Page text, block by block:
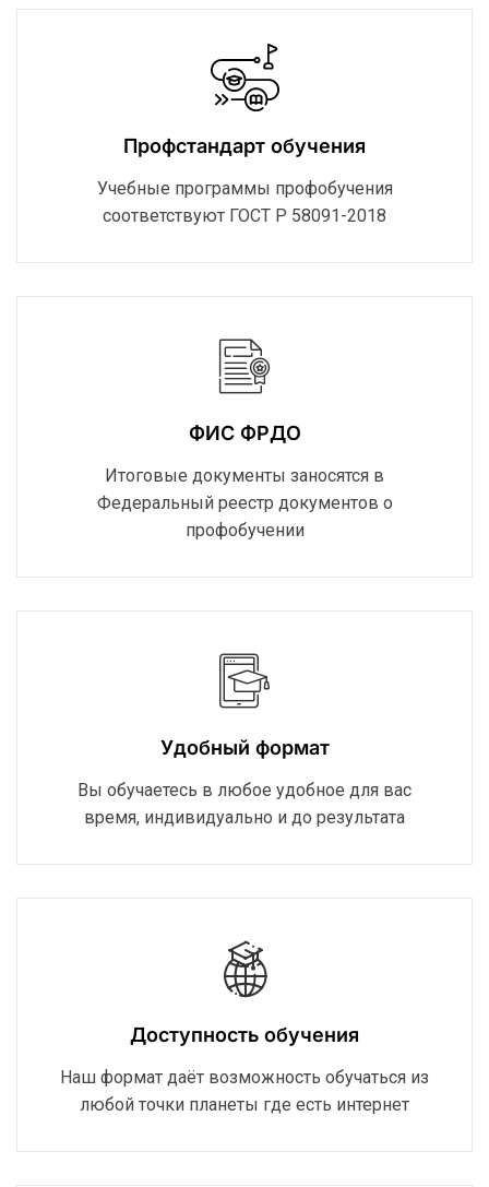
Профстандарт обучения
Учебные программы профобучения
соответствуют ГОСТ Р 58091-2018
ФИС ФРДО
Итоговые документы заносятся в
Федеральный реестр документов о
профобучении
Удобный формат
Вы обучаетесь в любое удобное для вас
время, индивидуально и до результата
Доступность обучения
Наш формат даёт возможность обучаться из
любой точки планеты где есть интернет